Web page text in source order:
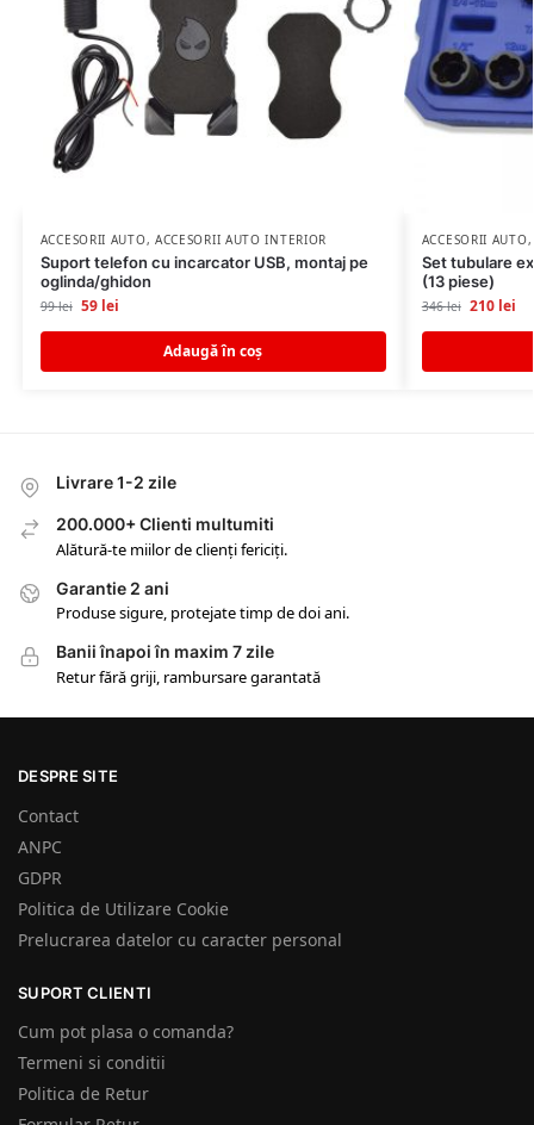
ACCESORII AUTO, ACCESORII AUTO INTERIOR
Suport telefon cu incarcator USB, montaj pe
oglinda/ghidon
99lei 59 lei
Adaugă în coș
ACCESORII AUTO
Set tubulare
(13 piese)
346lei 210 lei
Livrare 1-2 zile
200.000+ Clienti multumiti
Alătură-te miilor de clienți fericiți.
Garantie 2 ani
Produse sigure, protejate timp de doi ani.
Banii înapoi în maxim 7 zile
Retur fără griji, rambursare garantată
DESPRE SITE
Contact
ANPC
GDPR
Politica de Utilizare Cookie
Prelucrarea datelor cu caracter personal
SUPORT CLIENTI
Cum pot plasa o comanda?
Termeni si conditii
Politica de Retur